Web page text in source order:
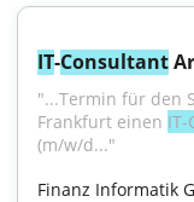
IT-Consultant
"...Termin für den
Frankfurt einen
(m/w/d..."
Finanz Informatik